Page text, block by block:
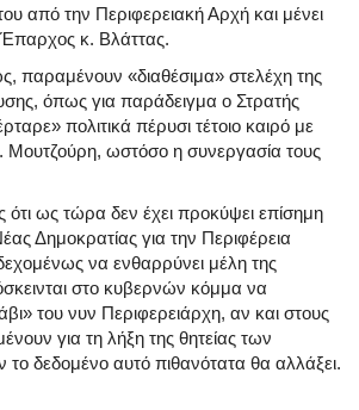
από την Περιφερειακή Αρχή και μένει
Έπαρχος κ. Βλάττας.
παραμένουν «διαθέσιμα» στελέχη της
όπως για παράδειγμα ο Στρατής
πολιτικά πέρυσι τέτοιο καιρό με
Μουτζούρη, ωστόσο η συνεργασία τους
ότι ως τώρα δεν έχει προκύψει επίσημη
Δημοκρατίας για την Περιφέρεια
να ενθαρρύνει μέλη της
στο κυβερνών κόμμα να
του νυν Περιφερειάρχη, αν και στους
για τη λήξη της θητείας των
το δεδομένο αυτό πιθανότατα θα αλλάξει.